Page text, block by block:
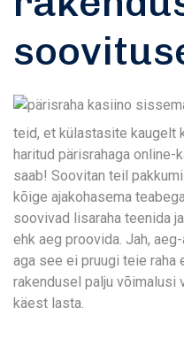
teid, et külastasite kaugelt
haritud pärisrahaga online-
saab! Soovitan teil
kõige ajakohasema
soovivad lisaraha teenida
ehk aeg proovida. Jah,
aga see ei pruugi teie raha
rakendusel palju võimalusi
käest lasta.